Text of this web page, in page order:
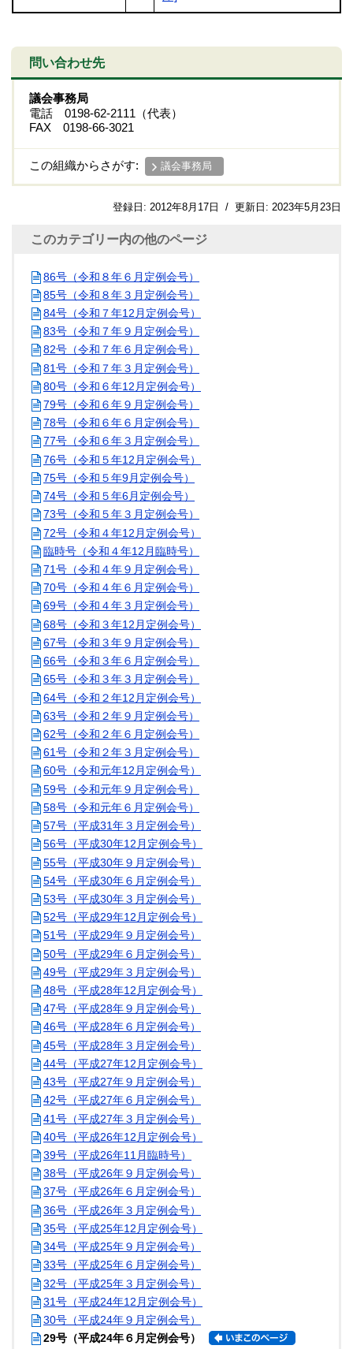
問い合わせ先
議会事務局
電話 0198-62-2111（代表）
FAX 0198-66-3021
この組織からさがす: 議会事務局
登録日: 2012年8月17日 / 更新日: 2023年5月23日
このカテゴリー内の他のページ
86号（令和８年６月定例会号）
85号（令和８年３月定例会号）
84号（令和７年12月定例会号）
83号（令和７年９月定例会号）
82号（令和７年６月定例会号）
81号（令和７年３月定例会号）
80号（令和６年12月定例会号）
79号（令和６年９月定例会号）
78号（令和６年６月定例会号）
77号（令和６年３月定例会号）
76号（令和５年12月定例会号）
75号（令和５年9月定例会号）
74号（令和５年6月定例会号）
73号（令和５年３月定例会号）
72号（令和４年12月定例会号）
臨時号（令和４年12月臨時号）
71号（令和４年９月定例会号）
70号（令和４年６月定例会号）
69号（令和４年３月定例会号）
68号（令和３年12月定例会号）
67号（令和３年９月定例会号）
66号（令和３年６月定例会号）
65号（令和３年３月定例会号）
64号（令和２年12月定例会号）
63号（令和２年９月定例会号）
62号（令和２年６月定例会号）
61号（令和２年３月定例会号）
60号（令和元年12月定例会号）
59号（令和元年９月定例会号）
58号（令和元年６月定例会号）
57号（平成31年３月定例会号）
56号（平成30年12月定例会号）
55号（平成30年９月定例会号）
54号（平成30年６月定例会号）
53号（平成30年３月定例会号）
52号（平成29年12月定例会号）
51号（平成29年９月定例会号）
50号（平成29年６月定例会号）
49号（平成29年３月定例会号）
48号（平成28年12月定例会号）
47号（平成28年９月定例会号）
46号（平成28年６月定例会号）
45号（平成28年３月定例会号）
44号（平成27年12月定例会号）
43号（平成27年９月定例会号）
42号（平成27年６月定例会号）
41号（平成27年３月定例会号）
40号（平成26年12月定例会号）
39号（平成26年11月臨時号）
38号（平成26年９月定例会号）
37号（平成26年６月定例会号）
36号（平成26年３月定例会号）
35号（平成25年12月定例会号）
34号（平成25年９月定例会号）
33号（平成25年６月定例会号）
32号（平成25年３月定例会号）
31号（平成24年12月定例会号）
30号（平成24年９月定例会号）
29号（平成24年６月定例会号）